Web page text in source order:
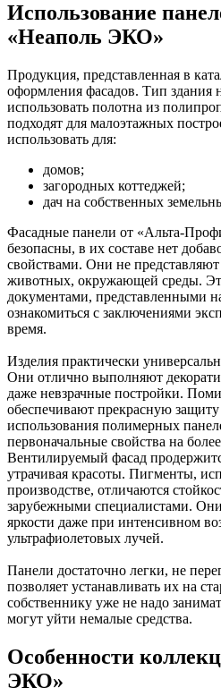
Использование
«Неаполь ЭКО»
Продукция, представленная в
оформления фасадов. Тип здания
использовать полотна из
подходят для малоэтажных
использовать для:
домов;
загородных коттеджей;
дач на собственных
Фасадные панели от «Альта-
безопасны, в их составе нет
свойствами. Они не
животных, окружающей среды.
документами, представленными
ознакомиться с заключениями
время.
Изделия практически
Они отлично выполняют
даже невзрачные постройки.
обеспечивают прекрасную
использования полимерных
первоначальные свойства на
Вентилируемый фасад
утрачивая красоты. Пигменты,
производстве, отличаются
зарубежными специалистами.
яркости даже при интенсивном
ультрафиолетовых лучей.
Панели достаточно легки, не
позволяет устанавливать их на
собственнику уже не надо
могут уйти немалые средства.
Особенности
ЭКО»